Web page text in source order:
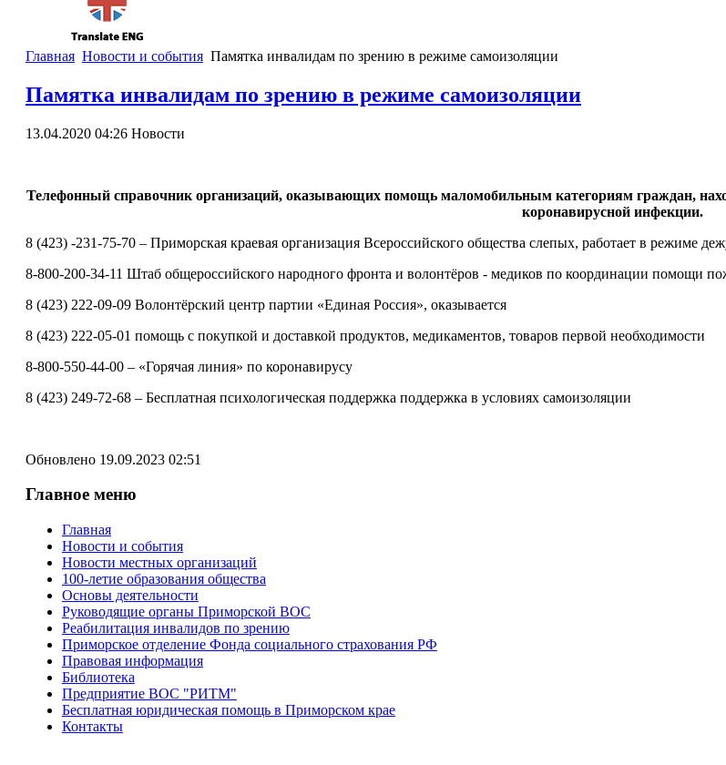
Главная Новости и события Памятка инвалидам по зрению в режиме самоизоляции
Памятка инвалидам по зрению в режиме самоизоляции
13.04.2020 04:26 Новости
Телефонный справочник организаций, оказывающих помощь маломобильным категориям граждан,
коронавирусной инфекции.
8 (423) -231-75-70 – Приморская краевая организация Всероссийского общества слепых, работает в режиме
8-800-200-34-11 Штаб общероссийского народного фронта и волонтёров - медиков по координации помощи
8 (423) 222-09-09 Волонтёрский центр партии «Единая Россия», оказывается
8 (423) 222-05-01 помощь с покупкой и доставкой продуктов, медикаментов, товаров первой необходимости
8-800-550-44-00 – «Горячая линия» по коронавирусу
8 (423) 249-72-68 – Бесплатная психологическая поддержка поддержка в условиях самоизоляции
Обновлено 19.09.2023 02:51
Главное меню
Главная
Новости и события
Новости местных организаций
100-летие образования общества
Основы деятельности
Руководящие органы Приморской ВОС
Реабилитация инвалидов по зрению
Приморское отделение Фонда социального страхования РФ
Правовая информация
Библиотека
Предприятие ВОС "РИТМ"
Бесплатная юридическая помощь в Приморском крае
Контакты